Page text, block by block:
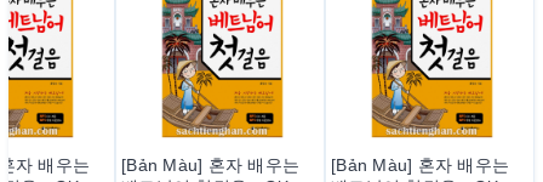
với độ tin cậy cao, thoả mãn nhu cầu của khách hàng.
– Luôn luôn lắng nghe, luôn luôn cải tiến để chất lượng của
sản phẩm và dịch vụ ngày càng tốt hơn.
2. Cam kế
phục vụtrước b
Đội ngũ tư vấn viên của chúng tôi sẽ tư vấn thông tin trước
자 배우는
[Bản Màu] 혼자 배우는
[Bản Màu] 혼자 배우는